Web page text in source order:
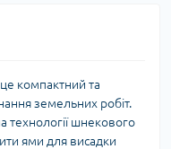
компактний та
земельних робіт.
технології шнекового
ями для висадки